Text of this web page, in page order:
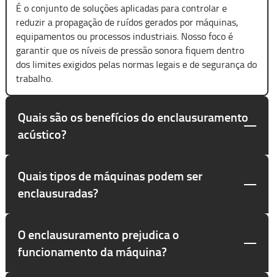
É o conjunto de soluções aplicadas para controlar e
reduzir a propagação de ruídos gerados por máquinas,
equipamentos ou processos industriais. Nosso foco é
garantir que os níveis de pressão sonora fiquem dentro
dos limites exigidos pelas normas legais e de segurança do
trabalho.
Quais são os benefícios do enclausuramento
acústico?
Quais tipos de máquinas podem ser
enclausuradas?
O enclausuramento prejudica o
funcionamento da máquina?